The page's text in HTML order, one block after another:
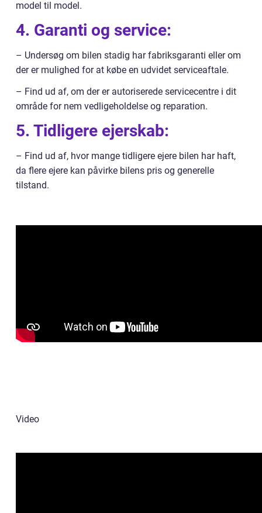
model til model.
4. Garanti og service:
– Undersøg om bilen stadig har fabriksgaranti eller om
der er mulighed for at købe en udvidet serviceaftale.
– Find ud af, om der er autoriserede servicecentre i dit
område for nem vedligeholdelse og reparation.
5. Tidligere ejerskab:
– Find ud af, hvor mange tidligere ejere bilen har haft,
da flere ejere kan påvirke bilens pris og generelle
tilstand.
Video